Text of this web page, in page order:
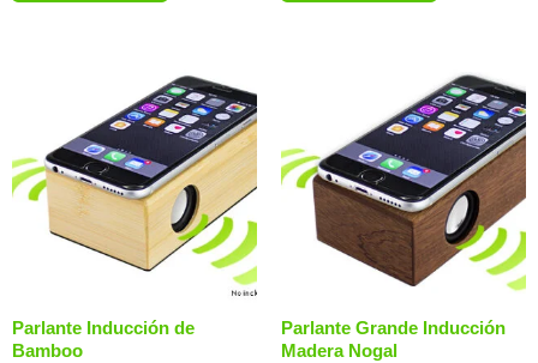
Parlante Inducción de
Bamboo
Parlante Grande Inducción
Madera Nogal